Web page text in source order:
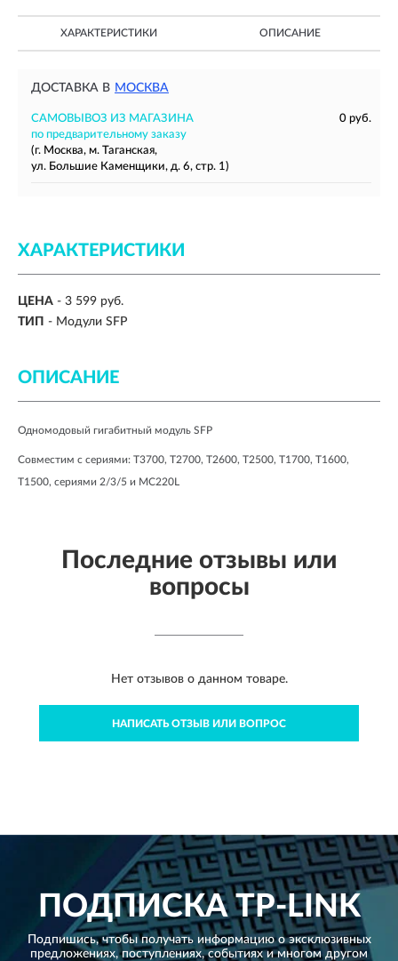
ХАРАКТЕРИСТИКИ ОПИСАНИЕ
ДОСТАВКА В МОСКВА
САМОВЫВОЗ ИЗ МАГАЗИНА
0 руб.
по предварительному заказу
(г. Москва, м. Таганская,
ул. Большие Каменщики, д. 6, стр. 1)
ХАРАКТЕРИСТИКИ
ЦЕНА - 3 599 руб.
ТИП - Модули SFP
ОПИСАНИЕ
Одномодовый гигабитный модуль SFP
Совместим с сериями: T3700, T2700, T2600, T2500, T1700, T1600,
T1500, сериями 2/3/5 и MC220L
Последние отзывы или
вопросы
Нет отзывов о данном товаре.
НАПИСАТЬ ОТЗЫВ ИЛИ ВОПРОС
ПОДПИСКАTP-LINK
Подпишись, чтобы получать информацию о эксклюзивных
предложениях,поступлениях, событиях и многом другом